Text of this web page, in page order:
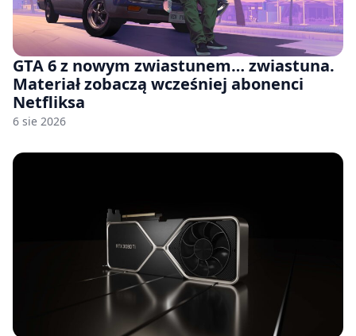
GTA 6 z nowym zwiastunem… zwiastuna.
Materiał zobaczą wcześniej abonenci
Netfliksa
6 sie 2026